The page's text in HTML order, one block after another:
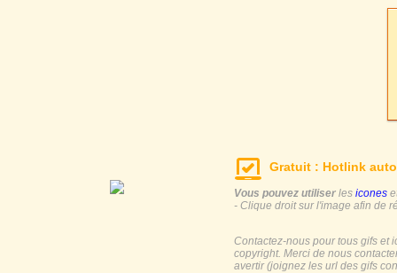
Gratuit : Hotlink
Vous pouvez utiliser les icones
- Clique droit sur l'image afin de
Contactez-nous pour tous gifs et
copyright. Merci de nous
avertir (joignez les url des gifs